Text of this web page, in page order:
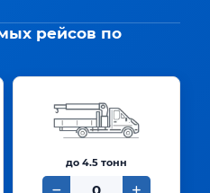
рейсов по
до 4.5 тонн